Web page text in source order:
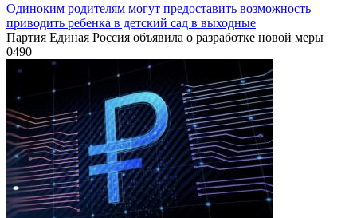
Одиноким родителям могут предоставить возможность
приводить ребенка в детский сад в выходные
Партия Единая Россия объявила о разработке новой меры
0490